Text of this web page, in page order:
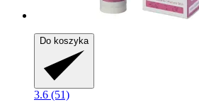
Do koszyka
3.6 (51)